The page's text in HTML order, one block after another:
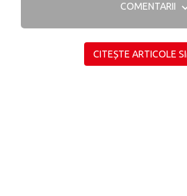
COMENTARII
CITEȘTE ARTICOLE